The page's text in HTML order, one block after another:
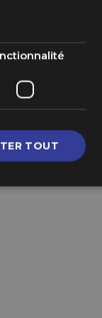
/ R33 /
n'arrive plus à
pauvre,
litres/heure
préparation
de remplacer
plus gros, ou
TOUT